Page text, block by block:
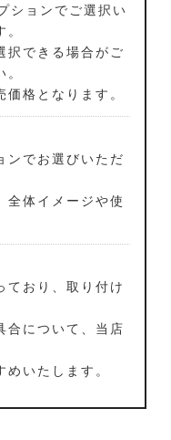
ションでご選択い
択できる場合がご
価格となります。
ンでお選びいただ
全体イメージや使
ており、取り付け
合について、当店
めいたします。